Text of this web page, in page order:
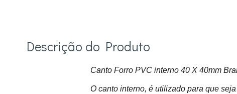
Descrição do Produto
Canto Forro PVC interno 40 X 40mm
O canto interno, é utilizado para que